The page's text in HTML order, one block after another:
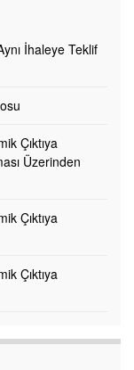
İhaleye Teklif
Çıktıya
Üzerinden
Çıktıya
Çıktıya